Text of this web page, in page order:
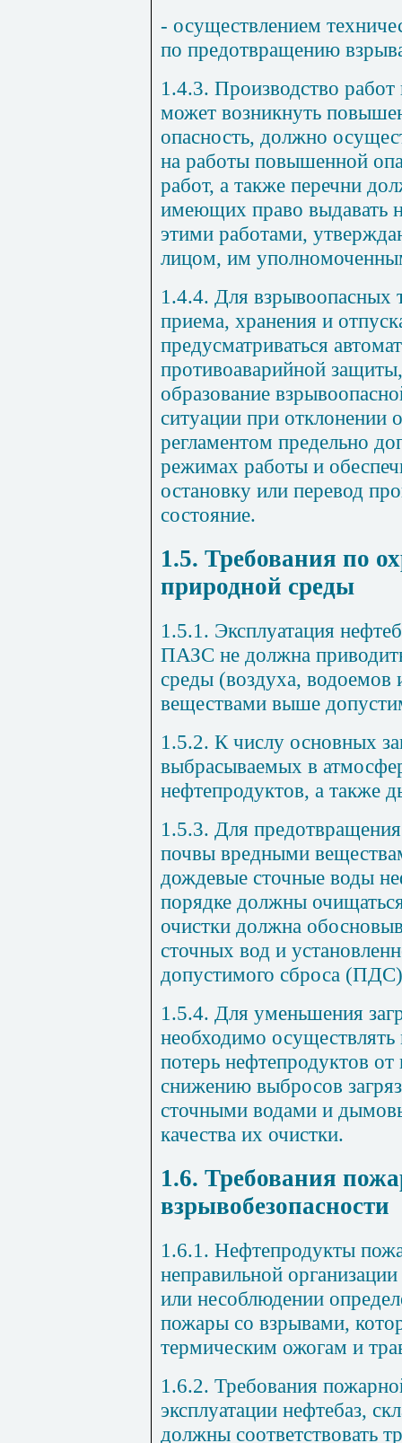
- осуществлением
по предотвращению
1.4.3. Производство работ
может возникнуть
опасность, должно
на работы повышенной
работ, а также перечни
имеющих право выдавать
этими работами,
лицом, им
1.4.4. Для взрывоопасных
приема, хранения и
предусматриваться
противоаварийной
образование
ситуации при отклонении
регламентом предельно
режимах работы и
остановку или перевод
состояние.
1.5. Требования по
природной среды
1.5.1. Эксплуатация
ПАЗС не должна
среды (воздуха,
веществами выше
1.5.2. К числу основных
выбрасываемых в
нефтепродуктов, а также
1.5.3. Для
почвы вредными
дождевые сточные воды
порядке должны
очистки должна
сточных вод и
допустимого сброса
1.5.4. Для уменьшения
необходимо
потерь нефтепродуктов от
снижению выбросов
сточными водами и
качества их очистки.
1.6. Требования
взрывобезопасности
1.6.1. Нефтепродукты
неправильной
или несоблюдении
пожары со взрывами,
термическим ожогам и
1.6.2. Требования
эксплуатации нефтебаз,
должны соответствовать